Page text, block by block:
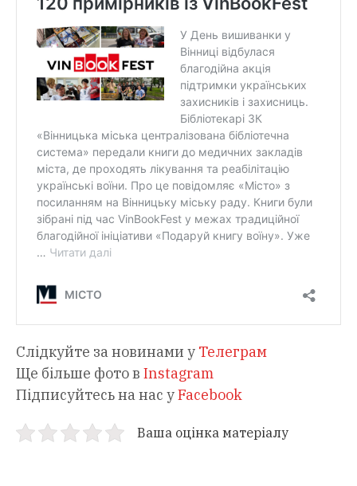
Слідкуйте за новинами у Телеграм
Ще більше фото в Instagram
Підписуйтесь на нас уFacebook
Ваша оцінка матеріалу